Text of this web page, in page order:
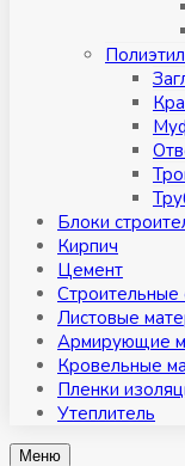
Блоки
Кирпич
Цемент
Строительные
Листовые
Армирующие
Кровельные
Пленки
Утеплитель
Меню